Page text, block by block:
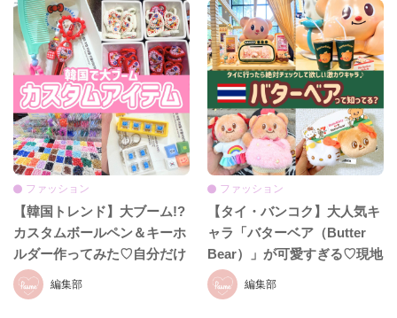
編集部
ファッション
【韓国トレンド】大ブーム!?
カスタムボールペン＆キーホ
ルダー作ってみた♡自分だけ
のオリジナル雑貨が可愛すぎ
る！
編集部
ファッション
【タイ・バンコク】大人気キ
ャラ「バターベア（Butter
Bear）」が可愛すぎる♡現地
で楽しむ最新トレンドカフェ
＆グッズまとめ